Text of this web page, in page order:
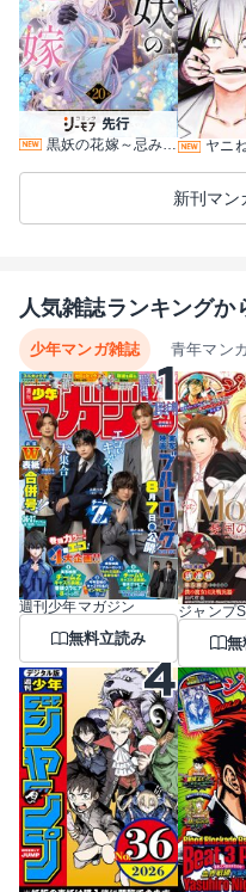
黒妖の花嫁～忌み嫌われた私が冷酷大尉に愛されるまで～ 20巻 ヤニ
新刊マン
人気雑誌ランキングか
少年マンガ雑誌 青年マン
週刊少年マガジン
無料立読み
ジャンプ
無